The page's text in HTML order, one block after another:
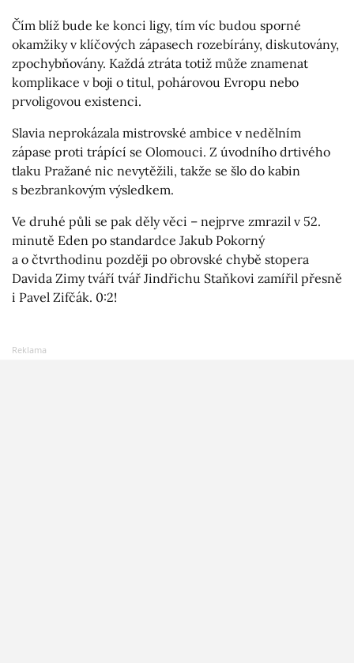
Čím blíž bude ke konci ligy, tím víc budou sporné
okamžiky v klíčových zápasech rozebírány, diskutovány,
zpochybňovány. Každá ztráta totiž může znamenat
komplikace v boji o titul, pohárovou Evropu nebo
prvoligovou existenci.
Slavia neprokázala mistrovské ambice v nedělním
zápase proti trápící se Olomouci. Z úvodního drtivého
tlaku Pražané nic nevytěžili, takže se šlo do kabin
s bezbrankovým výsledkem.
Ve druhé půli se pak děly věci – nejprve zmrazil v 52.
minutě Eden po standardce Jakub Pokorný
a o čtvrthodinu později po obrovské chybě stopera
Davida Zimy tváří tvář Jindřichu Staňkovi zamířil přesně
i Pavel Zifčák. 0:2!